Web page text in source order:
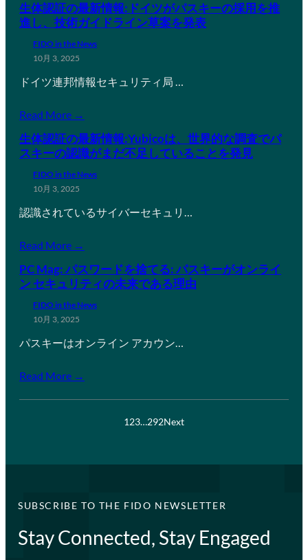
生体認証の最新情報:ドイツがパスキーの採用を推
進し、技術ガイドライン草案を発表
FIDO in the News
10月 3, 2025
ドイツ連邦情報セキュリティ局 …
Read More →
生体認証の最新情報:Yubicoは、世界的な調査でパ
スキーの認識がまだ不足していることを発見
FIDO in the News
10月 3, 2025
認識されているサイバーセキュリ…
Read More →
PC Mag: パスワードを捨てる: パスキーがオンライ
ン セキュリティの未来である理由
FIDO in the News
10月 3, 2025
パスキーはオンライン アカウン…
Read More →
123…292Next
SUBSCRIBE TO THE FIDO NEWSLETTER
Stay Connected, Stay Engaged